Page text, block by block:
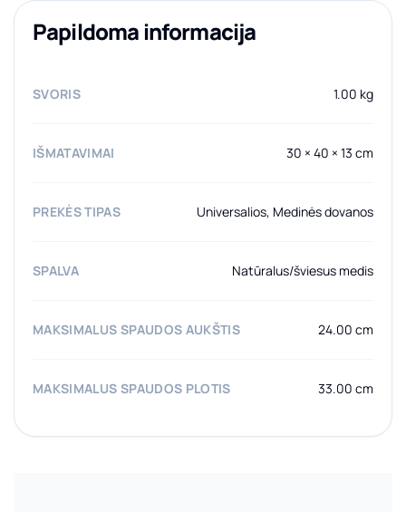
Papildoma informacija
SVORIS 1.00 kg
IŠMATAVIMAI 30 × 40 × 13 cm
PREKĖS TIPAS Universalios, Medinės dovanos
SPALVA Natūralus/šviesus medis
MAKSIMALUS SPAUDOS AUKŠTIS 24.00 cm
MAKSIMALUS SPAUDOS PLOTIS 33.00 cm